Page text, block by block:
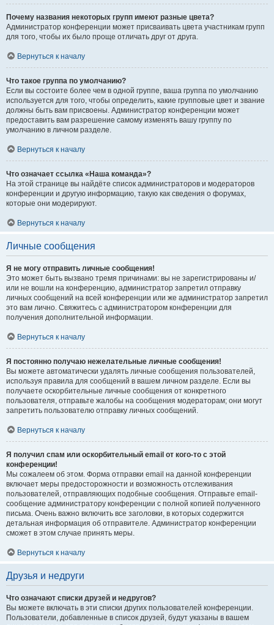
Почему названия некоторых групп имеют разные цвета?
Администратор конференции может присваивать цвета участникам групп
для того, чтобы их было проще отличать друг от друга.
Вернуться к началу
Что такое группа по умолчанию?
Если вы состоите более чем в одной группе, ваша группа по умолчанию
используется для того, чтобы определить, какие групповые цвет и звание
должны быть вам присвоены. Администратор конференции может
предоставить вам разрешение самому изменять вашу группу по
умолчанию в личном разделе.
Вернуться к началу
Что означает ссылка «Наша команда»?
На этой странице вы найдёте список администраторов и модераторов
конференции и другую информацию, такую как сведения о форумах,
которые они модерируют.
Вернуться к началу
Личные сообщения
Я не могу отправить личные сообщения!
Это может быть вызвано тремя причинами: вы не зарегистрированы и/
или не вошли на конференцию, администратор запретил отправку
личных сообщений на всей конференции или же администратор запретил
это вам лично. Свяжитесь с администратором конференции для
получения дополнительной информации.
Вернуться к началу
Я постоянно получаю нежелательные личные сообщения!
Вы можете автоматически удалять личные сообщения пользователей,
используя правила для сообщений в вашем личном разделе. Если вы
получаете оскорбительные личные сообщения от конкретного
пользователя, отправьте жалобы на сообщения модераторам; они могут
запретить пользователю отправку личных сообщений.
Вернуться к началу
Я получил спам или оскорбительный email от кого-то с этой
конференции!
Мы сожалеем об этом. Форма отправки email на данной конференции
включает меры предосторожности и возможность отслеживания
пользователей, отправляющих подобные сообщения. Отправьте email-
сообщение администратору конференции с полной копией полученного
письма. Очень важно включить все заголовки, в которых содержится
детальная информация об отправителе. Администратор конференции
сможет в этом случае принять меры.
Вернуться к началу
Друзья и недруги
Что означают списки друзей и недругов?
Вы можете включать в эти списки других пользователей конференции.
Пользователи, добавленные в список друзей, будут указаны в вашем